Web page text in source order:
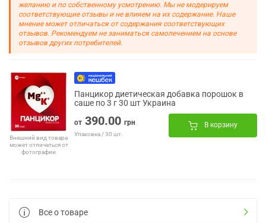
желанию и по собственному усмотрению. Мы не модерируем
соответствующие отзывы и не влияем на их содержание. Наше
мнение может отличаться от содержания соответствующих
отзывов. Рекомендуем не заниматься самолечением на основе
отзывов других потребителей.
Внешний вид товара
может отличаться от
фотографии
Панцикор диетическая добавка порошок в
саше по 3 г 30 шт Украина
от 390.00 грн
Упаковка / 30 шт.
В корзину
Все о товаре